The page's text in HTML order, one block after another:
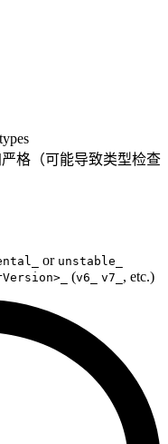
格（可能导致类型检查
or unstable_
(v6_ v7_ , etc.)